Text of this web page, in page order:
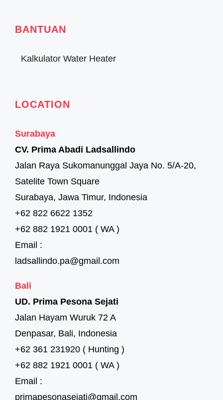
BANTUAN
Kalkulator Water Heater
LOCATION
Surabaya
CV. Prima Abadi Ladsallindo
Jalan Raya Sukomanunggal Jaya No. 5/A-20,
Satelite Town Square
Surabaya, Jawa Timur, Indonesia
+62 822 6622 1352
+62 882 1921 0001 ( WA )
Email :
ladsallindo.pa@gmail.com
Bali
UD. Prima Pesona Sejati
Jalan Hayam Wuruk 72 A
Denpasar, Bali, Indonesia
+62 361 231920 ( Hunting )
+62 882 1921 0001 ( WA )
Email :
primapesonasejati@gmail.com